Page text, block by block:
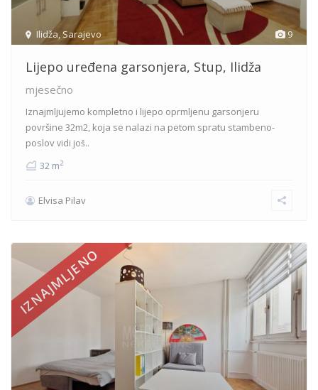
9
Ilidža, Sarajevo
Lijepo uređena garsonjera, Stup, Ilidža
mjesečno
Iznajmljujemo kompletno i lijepo oprmljenu garsonjeru
površine 32m2, koja se nalazi na petom spratu stambeno-
poslovvidi još..
32 m2
Elvisa Pilav
IZNAJMLJENO